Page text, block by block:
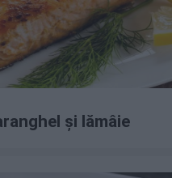
și lămâie